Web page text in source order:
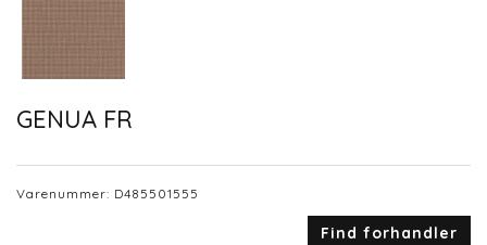
GENUA FR
Varenummer: D485501555
Find forhandler